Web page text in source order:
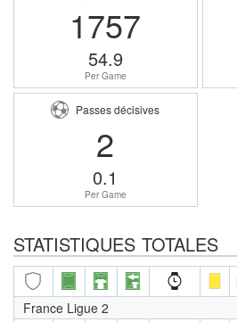
1757
54.9
Per Game
Passes décisives
2
0.1
Per Game
STATISTIQUES TOTALES
France Ligue 2